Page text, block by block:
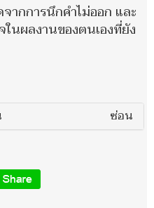
ากการนึกคำไม่ออก และ
นผลงานของตนเองที่ยัง
ซ่อน